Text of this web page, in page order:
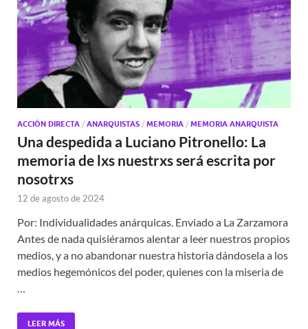
ACCIÓN DIRECTA / ANARQUISTAS / MEMORIA / MEMORIA ANARQUISTA
Una despedida a Luciano Pitronello: La
memoria de lxs nuestrxs será escrita por
nosotrxs
12 de agosto de 2024
Por: Individualidades anárquicas. Enviado a La Zarzamora
Antes de nada quisiéramos alentar a leer nuestros propios
medios, y a no abandonar nuestra historia dándosela a los
medios hegemónicos del poder, quienes con la miseria de
LEER MÁS